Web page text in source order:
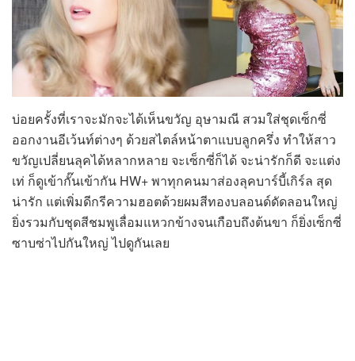
บ่อยครั้งที่เราจะมักจะได้เห็นขวัญ อุษามณี สวมใส่ชุดเซ็กซี่
ออกงานอีเว้นท์ต่างๆ ด้วยสไตล์หน้าตาแบบลูกครึ่ง ทำให้สาว
ขวัญเปลี่ยนลุคได้หลากหลาย จะเซ็กซี่ก็ได้ จะน่ารักก็ดี จะแต่ง
เท่ ก็ดูเข้ากั๊นเข้ากัน HW+ พาทุกคนมาส่องลุคบาร์บี้เกิร์ล สุด
น่ารัก แต่เพิ่มดีกรีความฮอตด้วยผมสีทองบลอนด์ดัดลอนใหญ่
ยิ่งรวมกับชุดสีชมพูเลื่อมแหวกข้างจนเกือบถึงต้นขา ก็ยิ่งเซ็กซี่
ซาบซ่าไปกันใหญ่ ไปดูกันเลย